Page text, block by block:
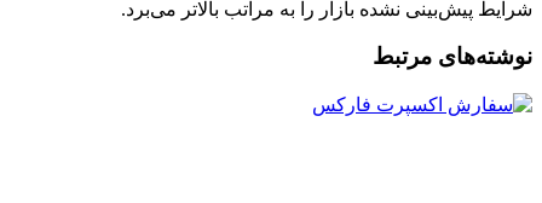
شرایط پیش‌بینی نشده بازار را به مراتب بالاتر می‌برد.
نوشته‌های مرتبط